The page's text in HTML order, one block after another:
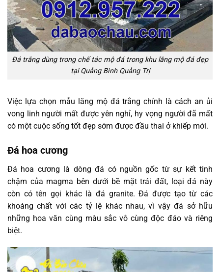
Đá trắng dùng trong chế tác mộ đá trong khu lăng mộ đá đẹp
tại Quảng Bình Quảng Trị
Việc lựa chọn mẫu lăng mộ đá trắng chính là cách an ủi
vong linh người mất được yên nghỉ, hy vọng người đã mất
có một cuộc sống tốt đẹp sớm được đầu thai ở khiếp mới.
Đá hoa cương
Đá hoa cương là dòng đá có nguồn gốc từ sự kết tinh
chậm của magma bên dưới bề mặt trái đất, loại đá này
còn có tên gọi khác là đá granite. Đá được tạo từ các
khoáng chất với các tỷ lệ khác nhau, vì vậy đá sở hữu
những hoa văn cùng màu sắc vô cùng độc đáo và riêng
biệt.